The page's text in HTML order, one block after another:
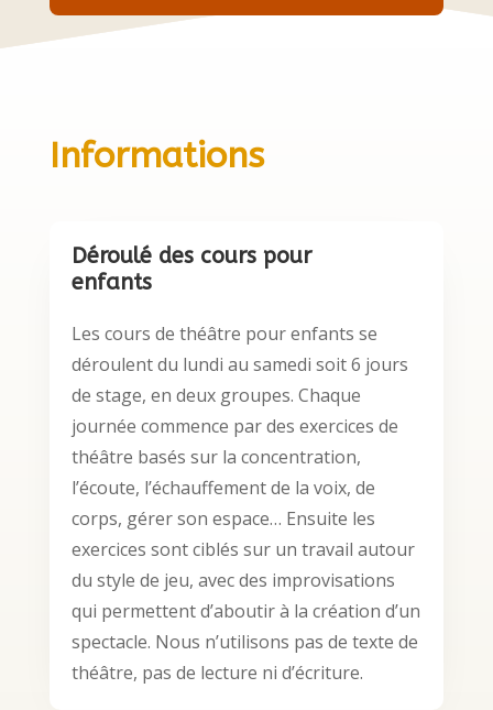
Informations
Déroulé des cours pour
enfants
Les cours de théâtre pour enfants se
déroulent du lundi au samedi soit 6 jours
de stage, en deux groupes. Chaque
journée commence par des exercices de
théâtre basés sur la concentration,
l’écoute, l’échauffement de la voix, de
corps, gérer son espace… Ensuite les
exercices sont ciblés sur un travail autour
du style de jeu, avec des improvisations
qui permettent d’aboutir à la création d’un
spectacle. Nous n’utilisons pas de texte de
théâtre, pas de lecture ni d’écriture.